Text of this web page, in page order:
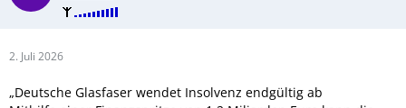
2. Juli 2026
„Deutsche Glasfaser wendet Insolvenz endgültig ab